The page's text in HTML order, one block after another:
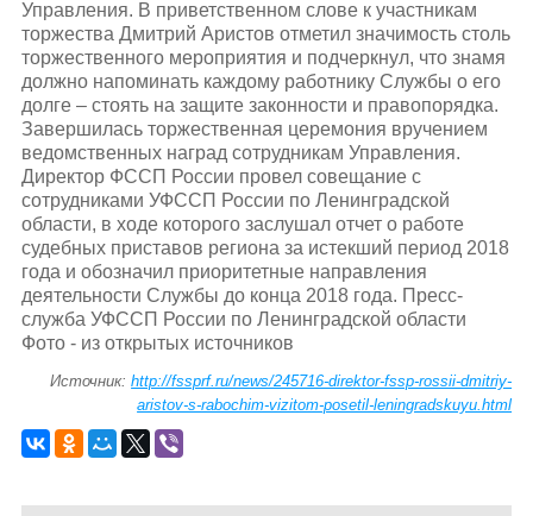
Управления. В приветственном слове к участникам
торжества Дмитрий Аристов отметил значимость столь
торжественного мероприятия и подчеркнул, что знамя
должно напоминать каждому работнику Службы о его
долге – стоять на защите законности и правопорядка.
Завершилась торжественная церемония вручением
ведомственных наград сотрудникам Управления.
Директор ФССП России провел совещание с
сотрудниками УФССП России по Ленинградской
области, в ходе которого заслушал отчет о работе
судебных приставов региона за истекший период 2018
года и обозначил приоритетные направления
деятельности Службы до конца 2018 года. Пресс-
служба УФССП России по Ленинградской области
Фото - из открытых источников
Источник:http://fssprf.ru/news/245716-direktor-fssp-rossii-dmitriy-
aristov-s-rabochim-vizitom-posetil-leningradskuyu.html